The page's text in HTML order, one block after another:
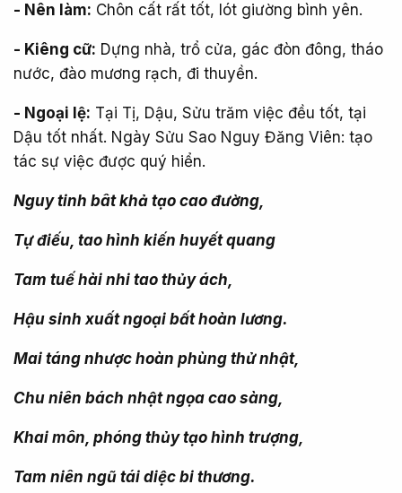
- Nên làm: Chôn cất rất tốt, lót giường bình yên.
- Kiêng cữ: Dựng nhà, trổ cửa, gác đòn đông, tháo
nước, đào mương rạch, đi thuyền.
- Ngoại lệ: Tại Tị, Dậu, Sửu trăm việc đều tốt, tại
Dậu tốt nhất. Ngày Sửu Sao Nguy Đăng Viên: tạo
tác sự việc được quý hiển.
Nguy tinh bât khả tạo cao đường,
Tự điếu, tao hình kiến huyết quang
Tam tuế hài nhi tao thủy ách,
Hậu sinh xuất ngoại bất hoàn lương.
Mai táng nhược hoàn phùng thử nhật,
Chu niên bách nhật ngọa cao sàng,
Khai môn, phóng thủy tạo hình trượng,
Tam niên ngũ tái diệc bi thương.